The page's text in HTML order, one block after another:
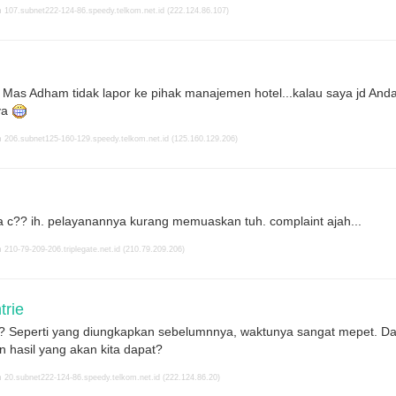
124-86.speedy.telkom.net.id (222.124.86.107)
Adham tidak lapor ke pihak manajemen hotel...kalau saya jd
160-129.speedy.telkom.net.id (125.160.129.206)
c?? ih. pelayanannya kurang memuaskan tuh. complaint ajah...
79-209-206.triplegate.net.id (210.79.209.206)
Seperti yang diungkapkan sebelumnnya, waktunya sangat mepet.
hasil yang akan kita dapat?
124-86.speedy.telkom.net.id (222.124.86.20)